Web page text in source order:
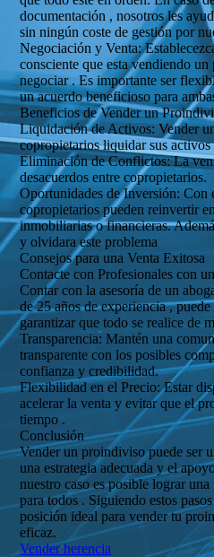
documentación , nosotros les
sin ningún coste de gestión por
Negociación y Venta:
consciente que esta vendiendo
negociar . Es importante ser
un acuerdo beneficioso para
Beneficios de Vender un
Liquidación de Activos: Vender
copropietarios liquidar sus
Eliminación de Conflictos: La
desacuerdos entre copropietarios.
Oportunidades de Inversión: Con
copropietarios pueden reinvertir
inmobiliarias o financieras.
y olvidara este problema
Consejos para una Venta Exitosa
Contacte con Profesionales con
Contar con la asesoría de un
de 25 años de experiencia ,
garantizar que todo se realice de
Transparencia: Mantén una
transparente con los posibles
confianza y credibilidad.
Flexibilidad en el Precio: Estar
acelerar la venta y evitar que el
tiempo .
Conclusión
Vender un proindiviso puede ser
una estrategia adecuada y el
nuestro caso es posible lograr
para todos . Siguiendo estos
posición ideal para vender tu
eficaz.
Vender herencia